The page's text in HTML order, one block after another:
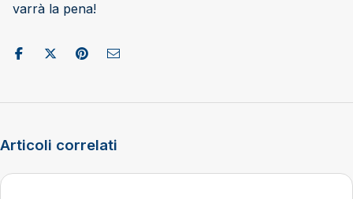
varrà la pena!
Condividi su Facebook
Pubblica su X/Twitter
Condividi su Pinterest
Invia come e-mail
Articoli correlati